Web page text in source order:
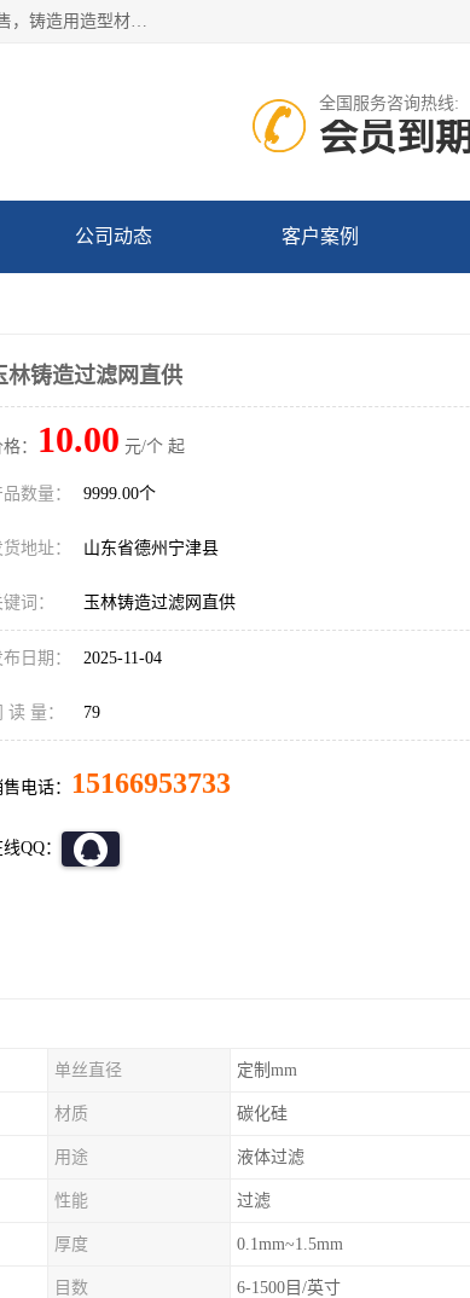
宁津县博涵机械有限公司成立于2016年，注册地位于山东省德州市。经营范围包括：机械设备研发、生产及销售，铸造用造型材料生产、销售，玻璃纤维及制品制造、销售，汽车零配件零售，机械零件、零部件加工，机械零件、零部件销售等；主要产品有：纤维过滤网,陶瓷过滤器,泡沫陶瓷过滤器,耐高温纤维过滤器,铸铁过滤器,铸铜过滤网,铸铝过滤网,铝轮毂过滤网,高效过滤网,高效陶瓷过滤网,高效纤维过滤网。
全国服务咨询热线:
会员到期
公司动态 客户案例
林铸造过滤网直供
： 10.00 元/个 起
数量： 9999.00个
地址： 山东省德州宁津县
词： 玉林铸造过滤网直供
日期： 2025-11-04
读 量： 79
电话： 15166953733
QQ：
单丝直径 定制mm
材质 碳化硅
用途 液体过滤
性能 过滤
厚度 0.1mm~1.5mm
目数 6-1500目/英寸